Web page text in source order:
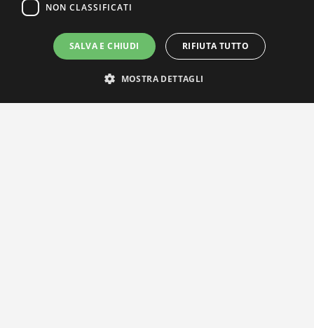
NON CLASSIFICATI
SALVA E CHIUDI RIFIUTA TUTTO
MOSTRA DETTAGLI